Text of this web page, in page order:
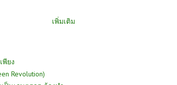
เพิ่มเติม
พียง
Revolution)